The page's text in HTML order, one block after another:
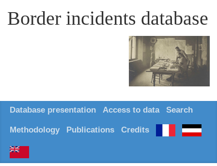
Border incidents database
Database presentation Access to data Search
Methodology Publications Credits